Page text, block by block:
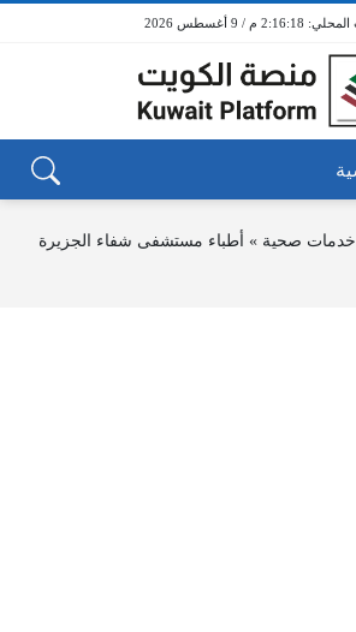
2:16:18 م / 9 أغسطس 2026
خدمات صحية » أطباء مستشفى شفاء الجزيرة